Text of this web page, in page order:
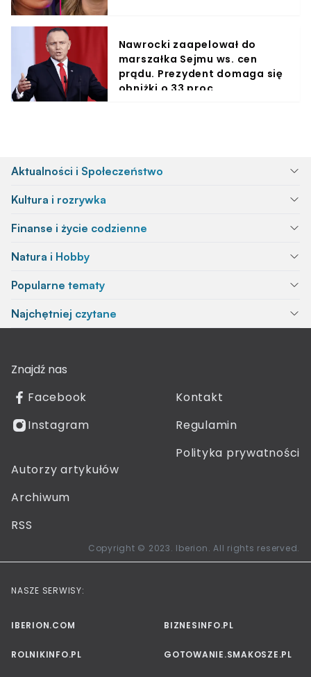
Nawrocki zaapelował do
marszałka Sejmu ws. cen
prądu. Prezydent domaga się
obniżki o 33 proc.
Aktualności i Społeczeństwo
Kultura i rozrywka
Finanse i życie codzienne
Natura i Hobby
Popularne tematy
Najchętniej czytane
Znajdź nas
Facebook
Instagram
Kontakt
Regulamin
Polityka prywatności
Autorzy artykułów
Archiwum
RSS
Copyright © 2023. Iberion. All rights reserved.
NASZE SERWISY:
IBERION.COM BIZNESINFO.PL
ROLNIKINFO.PL GOTOWANIE.SMAKOSZE.PL